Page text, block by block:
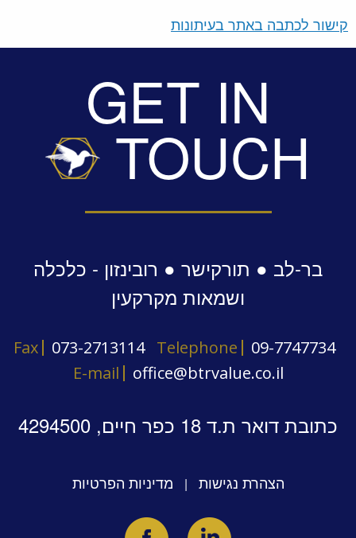
קישור לכתבה באתר בעיתונות
GET IN
TOUCH
בר-לב ● תורקישר ● רובינזון - כלכלה
ושמאות מקרקעין
Fax 073-2713114 Telephone
09-7747734
E-mail
office@btrvalue.co.il
כתובת דואר ת.ד 18 כפר חיים, 4294500
הצהרת נגישות | מדיניות הפרטיות